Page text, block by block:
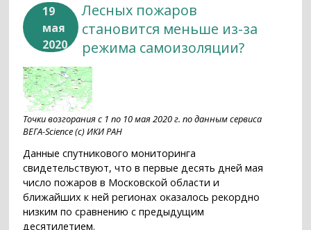
19
мая
2020
Лесных пожаров
становится меньше из-за
режима самоизоляции?
Точки возгорания с 1 по 10 мая 2020 г. по данным сервиса
ВЕГА-Science (с) ИКИ РАН
Данные спутникового мониторинга
свидетельствуют, что в первые десять дней мая
число пожаров в Московской области и
ближайших к ней регионах оказалось рекордно
низким по сравнению с предыдущим
десятилетием.